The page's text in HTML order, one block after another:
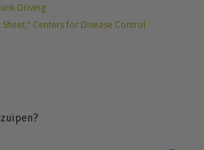
Driving
Sheet," Centers for Disease Control